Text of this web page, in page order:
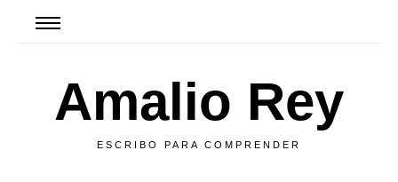
Amalio Rey
ESCRIBO PARA COMPRENDER